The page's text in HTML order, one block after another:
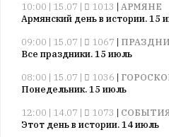
10:00 | 15.07 |
1013 | АРМЯНЕ
Армянский день в истории. 15
09:00 | 15.07 |
1067 |
Все праздники. 15 июль
08:00 | 15.07 |
1036 |
Понедельник. 15 июль
12:00 | 14.07 |
1073 |
Этот день в истории. 14 июль